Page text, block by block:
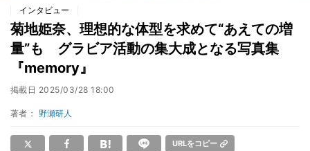
インタビュー
菊地姫奈、理想的な体型を求めて“あえての増
量”も グラビア活動の集大成となる写真集
『memory』
掲載日 2025/03/28 18:00
著者： 野瀬研人
URLをコピー